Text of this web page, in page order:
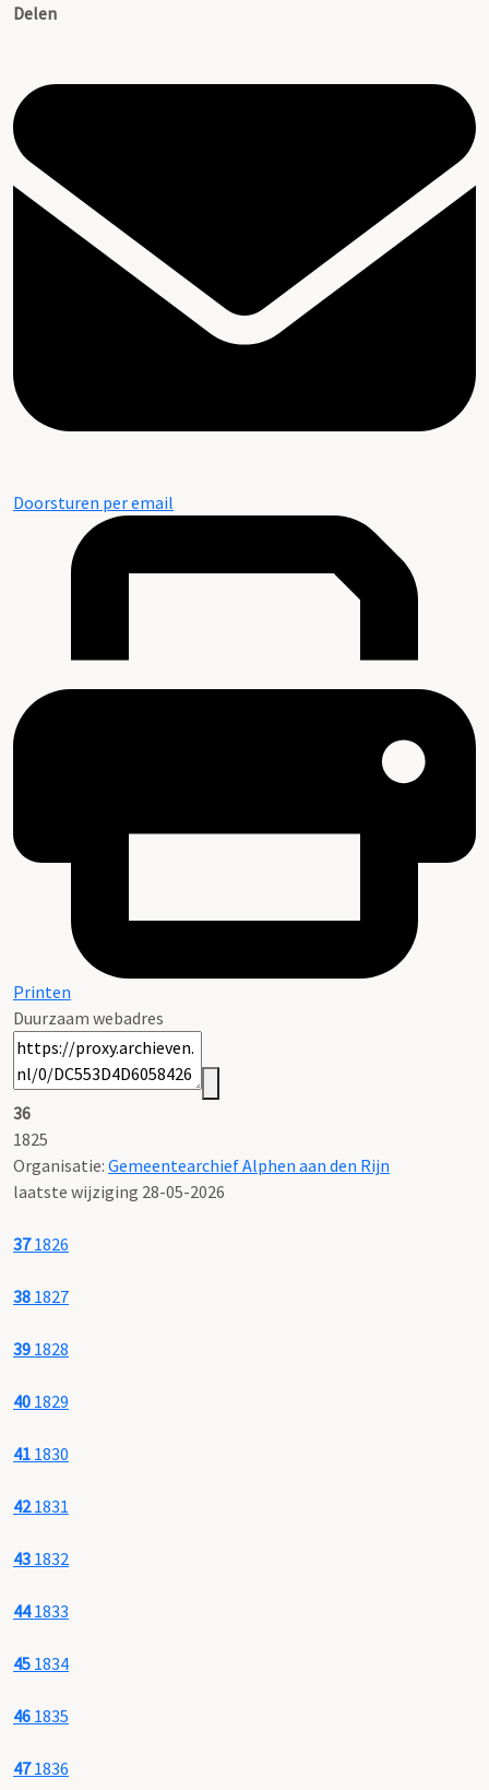
Delen
Doorsturen per email
Printen
Duurzaam webadres
36
1825
Organisatie: Gemeentearchief Alphen aan den Rijn
laatste wijziging 28-05-2026
371826
38 1827
39 1828
40 1829
41 1830
421831
43 1832
441833
45 1834
46 1835
471836